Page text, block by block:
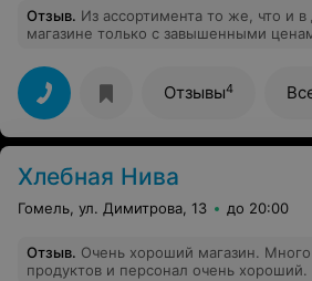
Отзыв. Из ассортимента то же, что и в
магазине только с завышенными
ощущение, что заливают воду для веса
постоянно переморожена серого
отвращение. В ноябре купила гречку
понимаю почему цены как буд то
туристов? Жаль, что до другого
только лишь за труд кассиров.
Отзывы4
Хлебная Нива
Гомель, ул. Димитрова, 13 до 20:00
Отзыв. Очень хороший магазин.
продуктов и персонал очень хороший.